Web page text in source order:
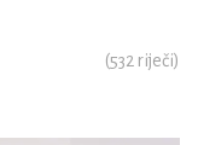
(532 riječi)